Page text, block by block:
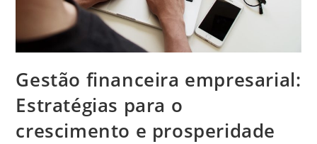
Gestão financeira empresarial:
Estratégias para o
crescimento e prosperidade